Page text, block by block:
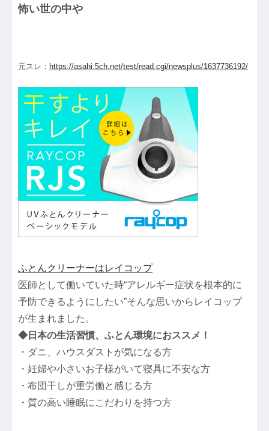
怖い世の中や
元スレ： https://asahi.5ch.net/test/read.cgi/newsplus/1637736192/
ふとんクリーナーはレイコップ
医師として働いていた時“アレルギー症状を根本的に
予防できるようにしたい”そんな思いからレイコップ
が生まれました。
◆日本の生活習慣、ふとん環境におススメ！
・ダニ、ハウスダストが気になる方
・妊婦や小さいお子様がいて寝具に不安な方
・布団干しが重労働と感じる方
・質の高い睡眠にこだわりを持つ方